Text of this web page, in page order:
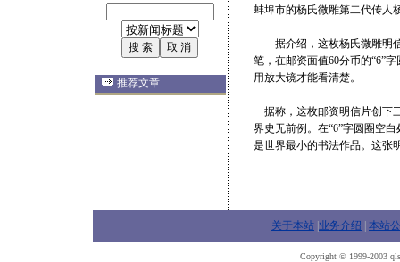
推荐文章
蚌埠市的杨氏微雕第二代传
据介绍，这枚杨氏微雕明信
笔，在邮资面值60分币的“6”
用放大镜才能看清楚。
据称，这枚邮资明信片创下
界史无前例。在“6”字圆圈空
是世界最小的书法作品。这张
关于本站 业务介绍 本站
Copyright © 1999-2003